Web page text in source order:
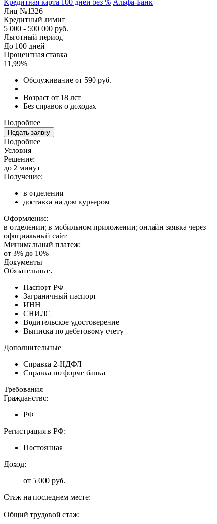
Кредитная карта 100 дней без % Альфа-Банк
Лиц №1326
Кредитный лимит
5 000 - 500 000 руб.
Льготный период
До 100 дней
Процентная ставка
11,99%
Обслуживание от 590 руб.
Возраст от 18 лет
Без справок о доходах
Подробнее
Подать заявку
Подробнее
Условия
Решение:
до 2 минут
Получение:
в отделении
доставка на дом курьером
Оформление:
в отделении; в мобильном приложении; онлайн заявка через
официальный сайт
Минимальный платеж:
от 3% до 10%
Документы
Обязательные:
Паспорт РФ
Заграничный паспорт
ИНН
СНИЛС
Водительское удостоверение
Выписка по дебетовому счету
Дополнительные:
Справка 2-НДФЛ
Справка по форме банка
Требования
Гражданство:
РФ
Регистрация в РФ:
Постоянная
Доход:
от 5 000 руб.
Стаж на последнем месте:
—
Общий трудовой стаж: